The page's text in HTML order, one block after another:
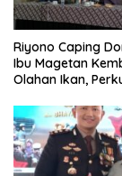
Riyono Caping
Ibu Magetan
Olahan Ikan,